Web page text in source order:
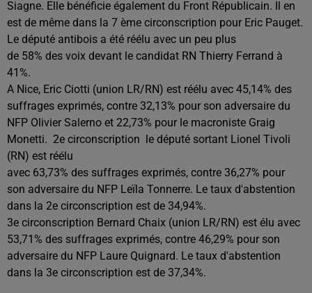
Siagne. Elle bénéficie également du Front Républicain. Il en
est de même dans la 7 ème circonscription pour Eric Pauget.
Le député antibois a été réélu avec un peu plus
de 58% des voix devant le candidat RN Thierry Ferrand à
41%.
A Nice, Eric Ciotti (union LR/RN) est réélu avec 45,14% des
suffrages exprimés, contre 32,13% pour son adversaire du
NFP Olivier Salerno et 22,73% pour le macroniste Graig
Monetti. 2e circonscription le député sortant Lionel Tivoli
(RN) est réélu
avec 63,73% des suffrages exprimés, contre 36,27% pour
son adversaire du NFP Leïla Tonnerre. Le taux d'abstention
dans la 2e circonscription est de 34,94%.
3e circonscription Bernard Chaix (union LR/RN) est élu avec
53,71% des suffrages exprimés, contre 46,29% pour son
adversaire du NFP Laure Quignard. Le taux d'abstention
dans la 3e circonscription est de 37,34%.